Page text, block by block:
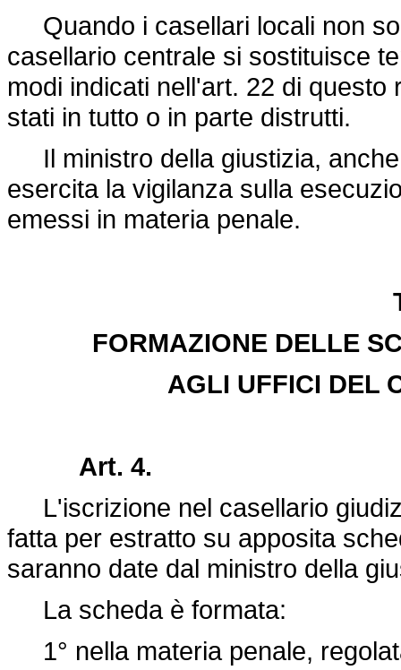
Quando i casellari locali non
casellario centrale si sostituisce
modi indicati nell'art. 22 di
stati in tutto o in parte distrutti.
Il ministro della giustizia,
esercita la vigilanza sulla
emessi in materia penale.
FORMAZIONE DELLE
AGLI UFFICI DEL
Art. 4.
L'iscrizione nel casellario
fatta per estratto su apposita
saranno date dal ministro della
La scheda è formata:
1° nella materia penale,